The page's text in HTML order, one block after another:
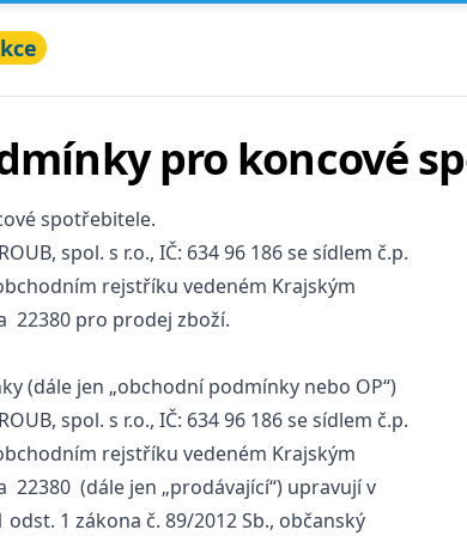
pro koncové
spotřebitele.
spol. s r.o., IČ: 634 96 186 se sídlem č.p.
rejstříku vedeném Krajským
22380 pro prodej zboží.
jen „obchodní podmínky nebo OP“)
spol. s r.o., IČ: 634 96 186 se sídlem č.p.
rejstříku vedeném Krajským
22380 (dále jen „prodávající“) upravují v
1 zákona č. 89/2012 Sb., občanský